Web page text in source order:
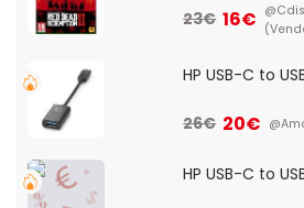
23€ 16€
HP USB-C to
26€ 20€
HP USB-C to